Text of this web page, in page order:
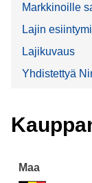
Markkinoille
Lajin
Lajikuvaus
Yhdistettyä